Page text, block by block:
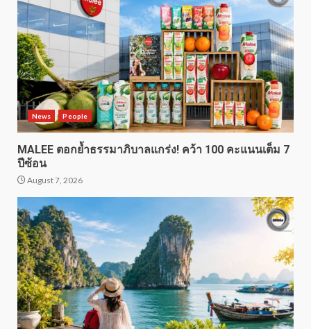
News People
MALEE ตอกย้ำธรรมาภิบาลแกร่ง! คว้า 100 คะแนนเต็ม 7
ปีซ้อน
August 7, 2026